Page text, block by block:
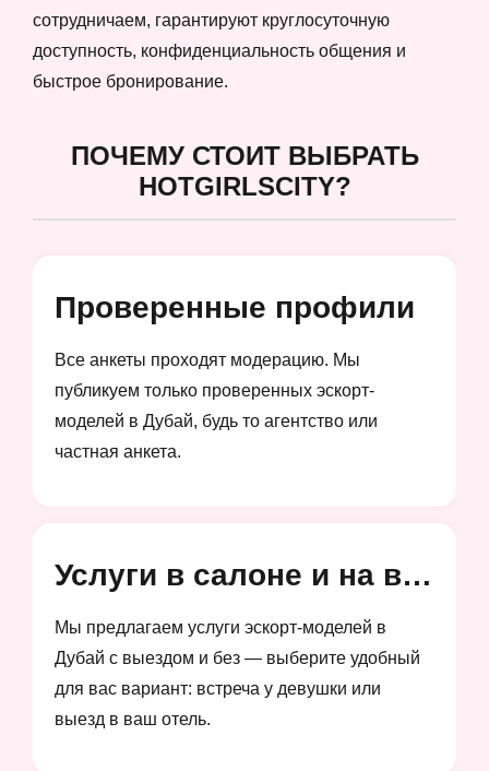
сотрудничаем, гарантируют круглосуточную
доступность, конфиденциальность общения и
быстрое бронирование.
ПОЧЕМУ СТОИТ ВЫБРАТЬ
HOTGIRLSCITY?
Проверенные профили
Все анкеты проходят модерацию. Мы
публикуем только проверенных эскорт-
моделей в Дубай, будь то агентство или
частная анкета.
Услуги в салоне и на выезд
Мы предлагаем услуги эскорт-моделей в
Дубай с выездом и без — выберите удобный
для вас вариант: встреча у девушки или
выезд в ваш отель.